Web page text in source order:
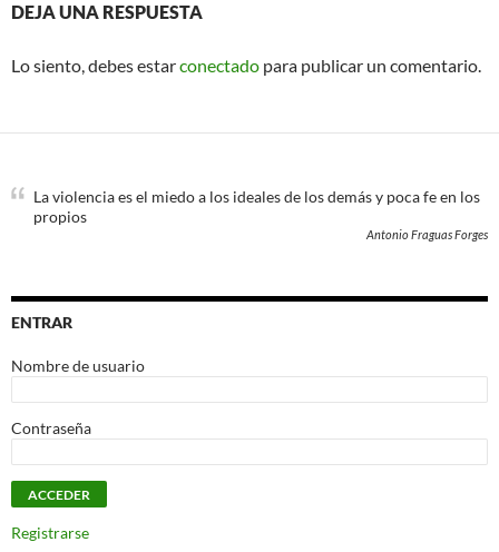
DEJA UNA RESPUESTA
Lo siento, debes estarconectado para publicar un comentario.
La violencia es el miedo a los ideales de los demás y poca fe en los
propios
Antonio Fraguas Forges
ENTRAR
Nombre de usuario
Contraseña
Registrarse